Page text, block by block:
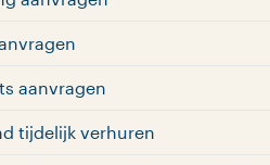
aanvragen
tijdelijk verhuren